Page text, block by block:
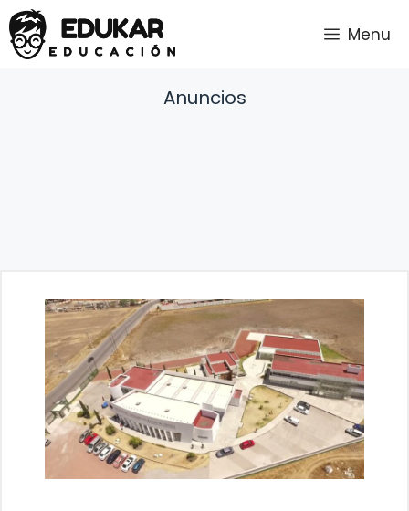
Saltar
al
contenido
Menu
Anuncios